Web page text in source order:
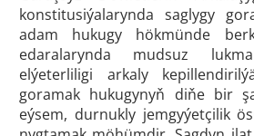
konstitusiýalarynda saglygy
adam hukugy hökmünde
edaralarynda mudsuz
elýeterliligi arkaly
goramak hukugynyň diňe bir
eýsem, durnukly jemgyýetçilik